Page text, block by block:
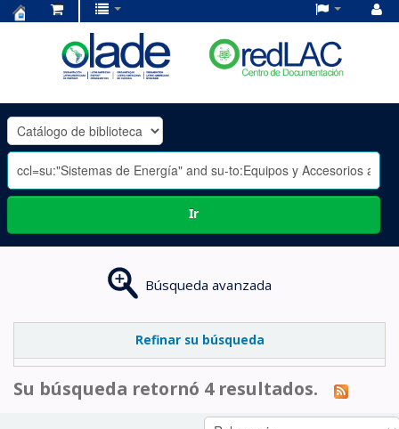
OLADE
-
Ir
Búsqueda avanzada
Refinar su búsqueda
Su búsqueda retornó 4 resultados.